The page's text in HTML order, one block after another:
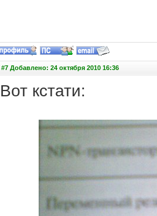
#7 Добавлено: 24 октября 2010 16:36
Вот кстати: